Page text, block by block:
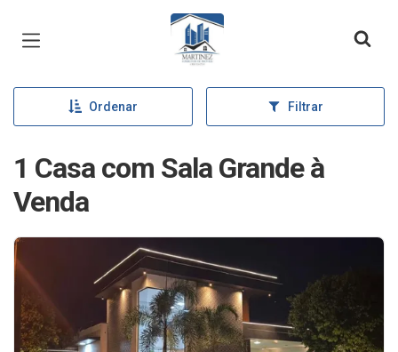
Página inicial
Ordenar Filtrar
1 Casa com Sala Grande à
Venda